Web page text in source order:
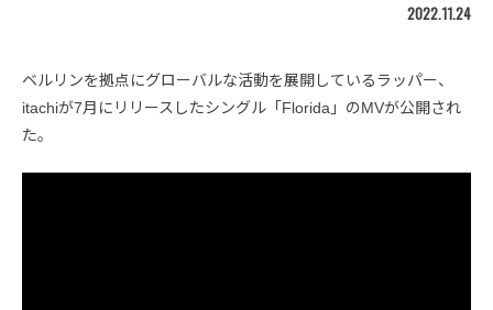
2022.11.24
ベルリンを拠点にグローバルな活動を展開しているラッパー、
itachiが7月にリリースしたシングル「Florida」のMVが公開され
た。